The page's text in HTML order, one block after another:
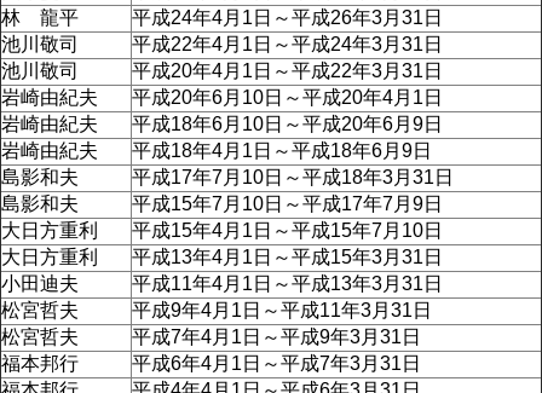
林 龍平
平成24年4月1日～平成26年3月31日
池川敬司
平成22年4月1日～平成24年3月31日
池川敬司
平成20年4月1日～平成22年3月31日
岩崎由紀夫
平成20年6月10日～平成20年4月1日
岩崎由紀夫
平成18年6月10日～平成20年6月9日
岩崎由紀夫
平成18年4月1日～平成18年6月9日
島影和夫
平成17年7月10日～平成18年3月31日
島影和夫
平成15年7月10日～平成17年7月9日
大日方重利
平成15年4月1日～平成15年7月10日
大日方重利
平成13年4月1日～平成15年3月31日
小田迪夫
平成11年4月1日～平成13年3月31日
松宮哲夫
平成9年4月1日～平成11年3月31日
松宮哲夫
平成7年4月1日～平成9年3月31日
福本邦行
平成6年4月1日～平成7年3月31日